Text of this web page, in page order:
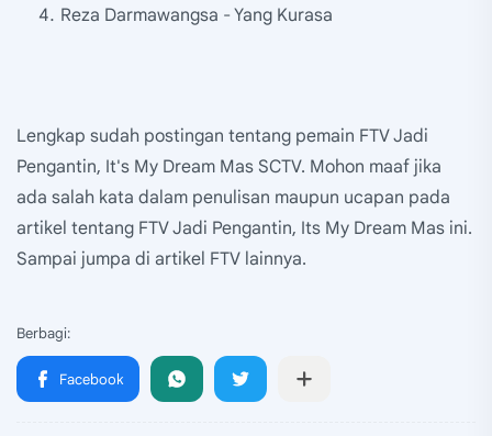
Reza Darmawangsa - Yang Kurasa
Lengkap sudah postingan tentang pemain FTV Jadi
Pengantin, It's My Dream Mas SCTV. Mohon maaf jika
ada salah kata dalam penulisan maupun ucapan pada
artikel tentang FTV Jadi Pengantin, Its My Dream Mas ini.
Sampai jumpa di artikel FTV lainnya.